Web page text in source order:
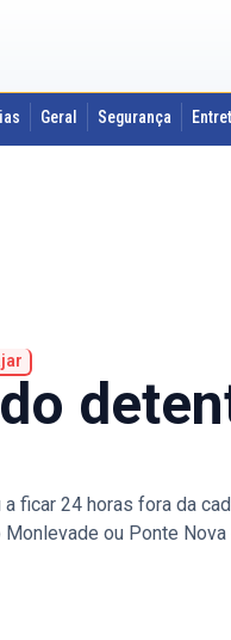
Geral Segurança
ficar 24 horas fora da
ou Ponte